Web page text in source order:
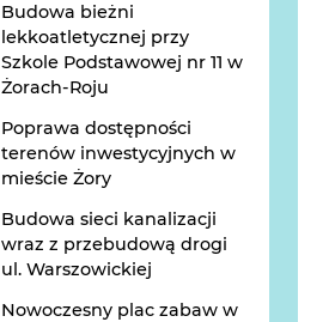
Budowa bieżni
lekkoatletycznej przy
Szkole Podstawowej nr 11 w
Żorach-Roju
Poprawa dostępności
terenów inwestycyjnych w
mieście Żory
Budowa sieci kanalizacji
wraz z przebudową drogi
ul. Warszowickiej
Nowoczesny plac zabaw w